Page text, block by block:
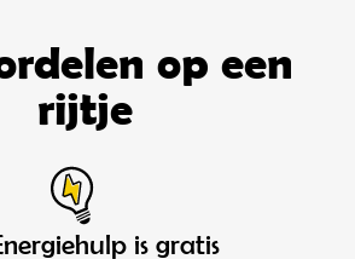
op een
rijtje
is gratis